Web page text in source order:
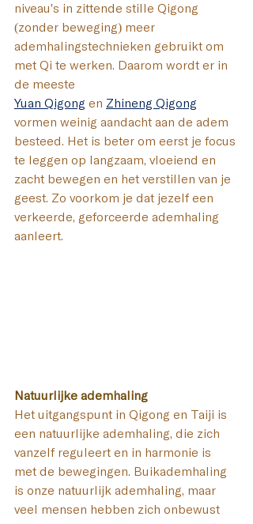
niveau's in zittende stille Qigong
(zonder beweging) meer
ademhalingstechnieken gebruikt om
met Qi te werken. Daarom wordt er in
de meeste
Yuan Qigong en Zhineng Qigong
vormen weinig aandacht aan de adem
besteed. Het is beter om eerst je focus
te leggen op langzaam, vloeiend en
zacht bewegen en het verstillen van je
geest. Zo voorkom je dat jezelf een
verkeerde, geforceerde ademhaling
aanleert.
Natuurlijke ademhaling
Het uitgangspunt in Qigong en Taiji is
een natuurlijke ademhaling, die zich
vanzelf reguleert en in harmonie is
met de bewegingen. Buikademhaling
is onze natuurlijk ademhaling, maar
veel mensen hebben zich onbewust